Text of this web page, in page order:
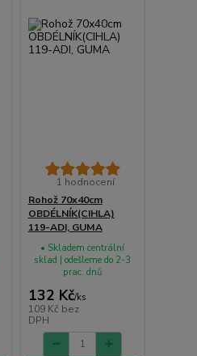
1 hodnocení
Rohož 70x40cm
OBDÉLNÍK(CIHLA)
119-ADI, GUMA
132 Kč/ks
109 Kč bez
DPH
• Skladem centrální
sklad | odešleme do 2-3
prac. dnů